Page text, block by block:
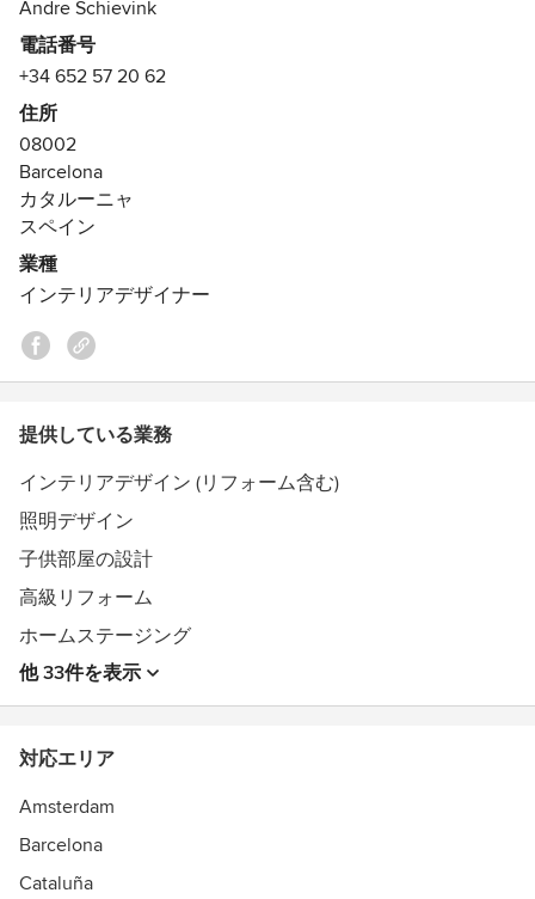
In collaboration with Ksar Living, we create luxurious
Mediterranean-style villas, enhancing our diverse portfolio.
Our primary goal is to provide clients with a personalized
and homey ambiance, reflecting their unique personalities
in functional and exciting interiors.
Each project we undertake is unique, tailored to meet the
specific needs and desires of our clients. We draw
inspiration from the existing interiors and carefully listen to
our clients' wishes to achieve the perfect final result.
Our expertise spans restaurants, private homes, salons,
stores, offices, and home staging. We showcase a selection
excellence.
We welcome all challenges and invite you to contact us for
further information or a consultation. Let Amsterdam Living
transform your space into a luxurious, personalized haven.
受賞歴：
6x times best of House , this is an award selection by the
users of Houzz.com , publication in over 30 international
magazine .
Andre Schievink
電話番号
+34 652 57 20 62
住所
08002
Barcelona
カタルーニャ
スペイン
業種
インテリアデザイナー
提供している業務
インテリアデザイン (リフォーム含む)
照明デザイン
子供部屋の設計
高級リフォーム
ホームステージング
他 33件を表示
対応エリア
Amsterdam
Barcelona
Cataluña